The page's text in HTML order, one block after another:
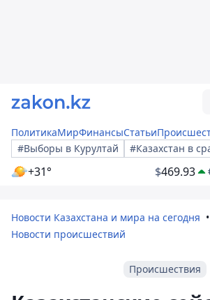
ПолитикаМирФинансыСтатьи
#Выборы в Курултай
#Казахстан в
+31° $469.93
Новости Казахстана и мира на сегодня
Новости происшествий
Происшествия